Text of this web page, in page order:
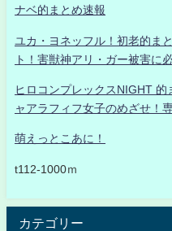
ナベ的まとめ速報
ユカ・ヨネッフル！初老的ま
ト！害獣神アリ・ガー被害に
ヒロコンプレックスNIGHT
ャアラフィフ女子のめざせ！
萌えっとこあに！
t112-1000ｍ
カテゴリー